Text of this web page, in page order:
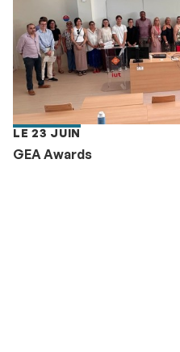
LE 23 JUIN
GEA Awards